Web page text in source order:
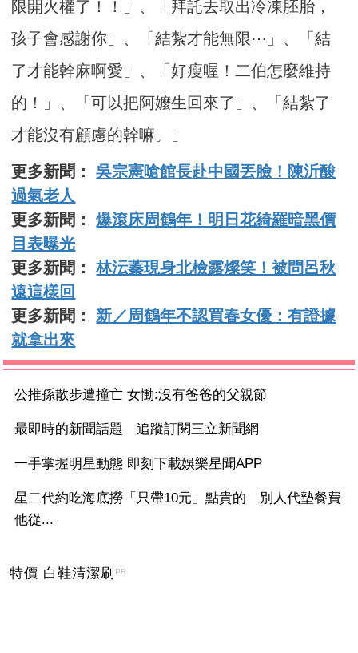
限開火權了！！」、「拜託去取出冷凍胚胎，
孩子會感謝你」、「結紮才能無限⋯」、「結
了才能幹麻啊愛」、「好瘦喔！二伯怎麼維持
的！」、「可以把阿嬤生回來了」、「結紮了
才能沒有顧慮的幹嘛。」
更多新聞：吳宗憲嗆館長赴中國丟臉！陳沂酸
過氣老人
更多新聞：爆滾床周鶴年！明日花綺羅暗黑價
目表曝光
更多新聞：林沄蓁現身北檢露燦笑！被問呂秋
遠這樣回
更多新聞： 新／周鶴年不認買春女優：有證據
就拿出來
公推孫散步遭撞亡 女慟:沒有爸爸的父親節
最即時的新聞話題 追蹤訂閱三立新聞網
一手掌握明星動態 即刻下載娛樂星聞APP
星二代約吃海底撈「只帶10元」點貴的 別人代墊餐費
他從...
特價 白鞋清潔刷 PR